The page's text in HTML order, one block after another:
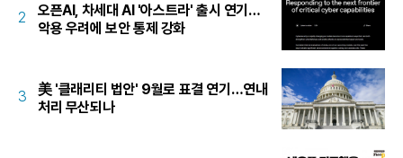
2
오픈AI, 차세대 AI '아스트라' 출시 연기…
악용 우려에 보안 통제 강화
3
美 '클래리티 법안' 9월로 표결 연기…연내
처리 무산되나